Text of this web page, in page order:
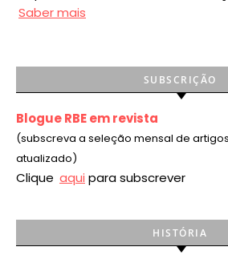
Saber mais
SUBSCRIÇÃO
Blogue RBE em revista
(subscreva a seleção mensal de
atualizado)
Clique aqui para subscrever
HISTÓRIA